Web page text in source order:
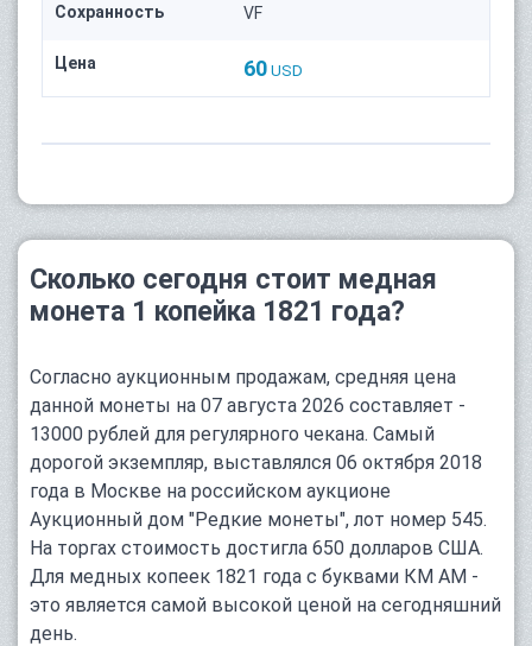
Сохранность VF
Цена 60 USD
Сколько сегодня стоит медная
монета 1 копейка 1821 года?
Согласно аукционным продажам, средняя цена
данной монеты на 07 августа 2026 составляет -
13000 рублей для регулярного чекана. Самый
дорогой экземпляр, выставлялся 06 октября 2018
года в Москве на российском аукционе
Аукционный дом "Редкие монеты", лот номер 545.
На торгах стоимость достигла 650 долларов США.
Для медных копеек 1821 года с буквами КМ АМ -
это является самой высокой ценой на сегодняшний
день.